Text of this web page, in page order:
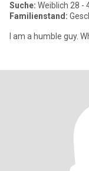
Suche: Weiblich 28 -
Familienstand:
I am a humble guy.